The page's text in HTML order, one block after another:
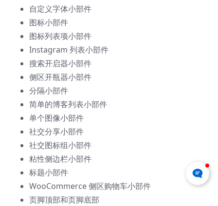
自定义字体小部件
图标小部件
图标列表项小部件
Instagram 列表小部件
搜索开启器小部件
侧区开瓶器小部件
分隔小部件
简单的博客列表小部件
单个图像小部件
社交分享小部件
社交图标组小部件
粘性侧边栏小部件
标题小部件
WooCommerce 侧区购物车小部件
页脚顶部和页脚底部